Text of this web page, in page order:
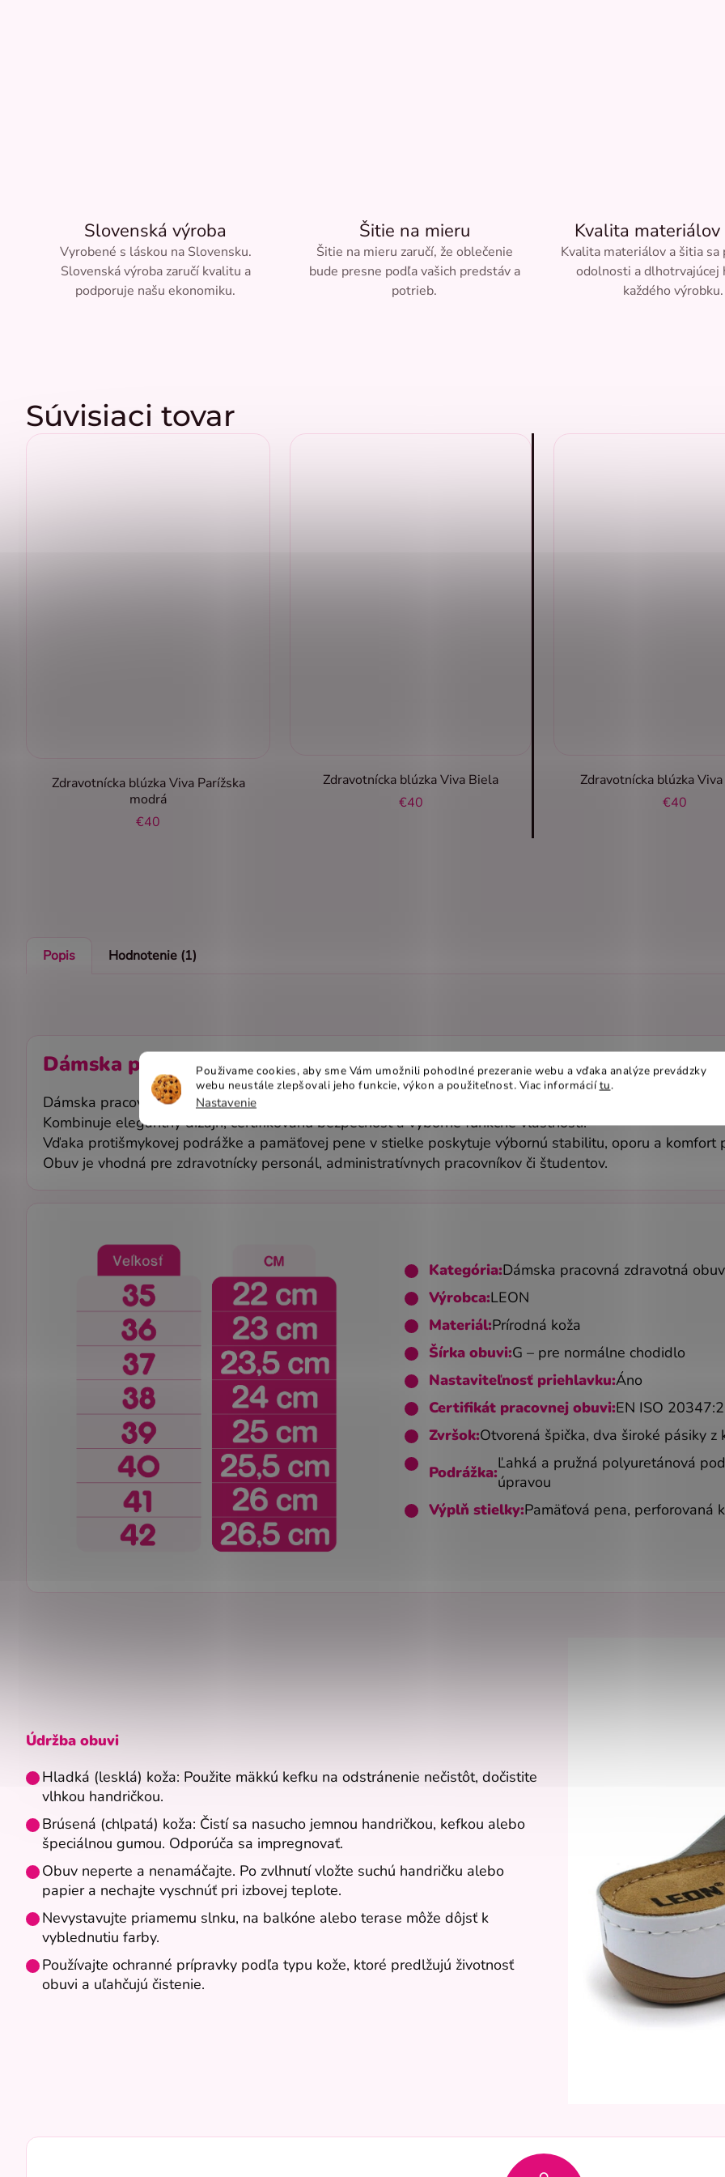
Použivame cookies, aby sme Vám umožnili pohodlné prezeranie webu a vďaka analýze prevádzky
webu neustále zlepšovali jeho funkcie, výkon a použiteľnost. Viac informáciítu.
Nastavenie
Slovenská výroba
Vyrobené s láskou na Slovensku.
Slovenská výroba zaručí kvalitu a
podporuje našu ekonomiku.
Šitie na mieru
Šitie na mieru zaručí, že oblečenie
bude presne podľa vašich predstáv a
potrieb.
Kvalita materiálov
Kvalita materiálov a šitia sa
odolnosti a dlhotrvajúcej
každého výrobku.
Súvisiaci tovar
Zdravotnícka blúzka Viva Parížska
modrá
€40
Zdravotnícka blúzka Viva Biela
€40
Zdravotnícka blúzka
€40
Popis Hodnotenie (1)
Dámska pracovná zdravotná obuv LEON 906
Dámska pracovná zdravotná obuv
je vyrobená z kvalitnej prírodnej kože a je určená pre
Kombinuje elegantný dizajn, certifikovanú bezpečnosť a výborné funkčné vlastnosti.
Vďaka protišmykovej podrážke a pamäťovej pene v stielke poskytuje výbornú stabilitu, oporu a komfort
Obuv je vhodná pre zdravotnícky personál, administratívnych pracovníkov či študentov.
Kategória:Dámska pracovná zdravotná obuv
Výrobca:LEON
Materiál:Prírodná koža
Šírka obuvi:G – pre normálne chodidlo
Nastaviteľnosť priehlavku:Áno
Certifikát pracovnej obuvi:EN ISO
Zvršok:Otvorená špička, dva široké pásiky z
Podrážka:Ľahká a pružná polyuretánová
úpravou
Výplň stielky:Pamäťová pena, perforovaná
Údržba obuvi
Hladká (lesklá) koža: Použite mäkkú kefku na odstránenie nečistôt, dočistite
vlhkou handričkou.
Brúsená (chlpatá) koža: Čistí sa nasucho jemnou handričkou, kefkou alebo
špeciálnou gumou. Odporúča sa impregnovať.
Obuv neperte a nenamáčajte. Po zvlhnutí vložte suchú handričku alebo
papier a nechajte vyschnúť pri izbovej teplote.
Nevystavujte priamemu slnku, na balkóne alebo terase môže dôjsť k
vyblednutiu farby.
Používajte ochranné prípravky podľa typu kože, ktoré predlžujú životnosť
obuvi a uľahčujú čistenie.